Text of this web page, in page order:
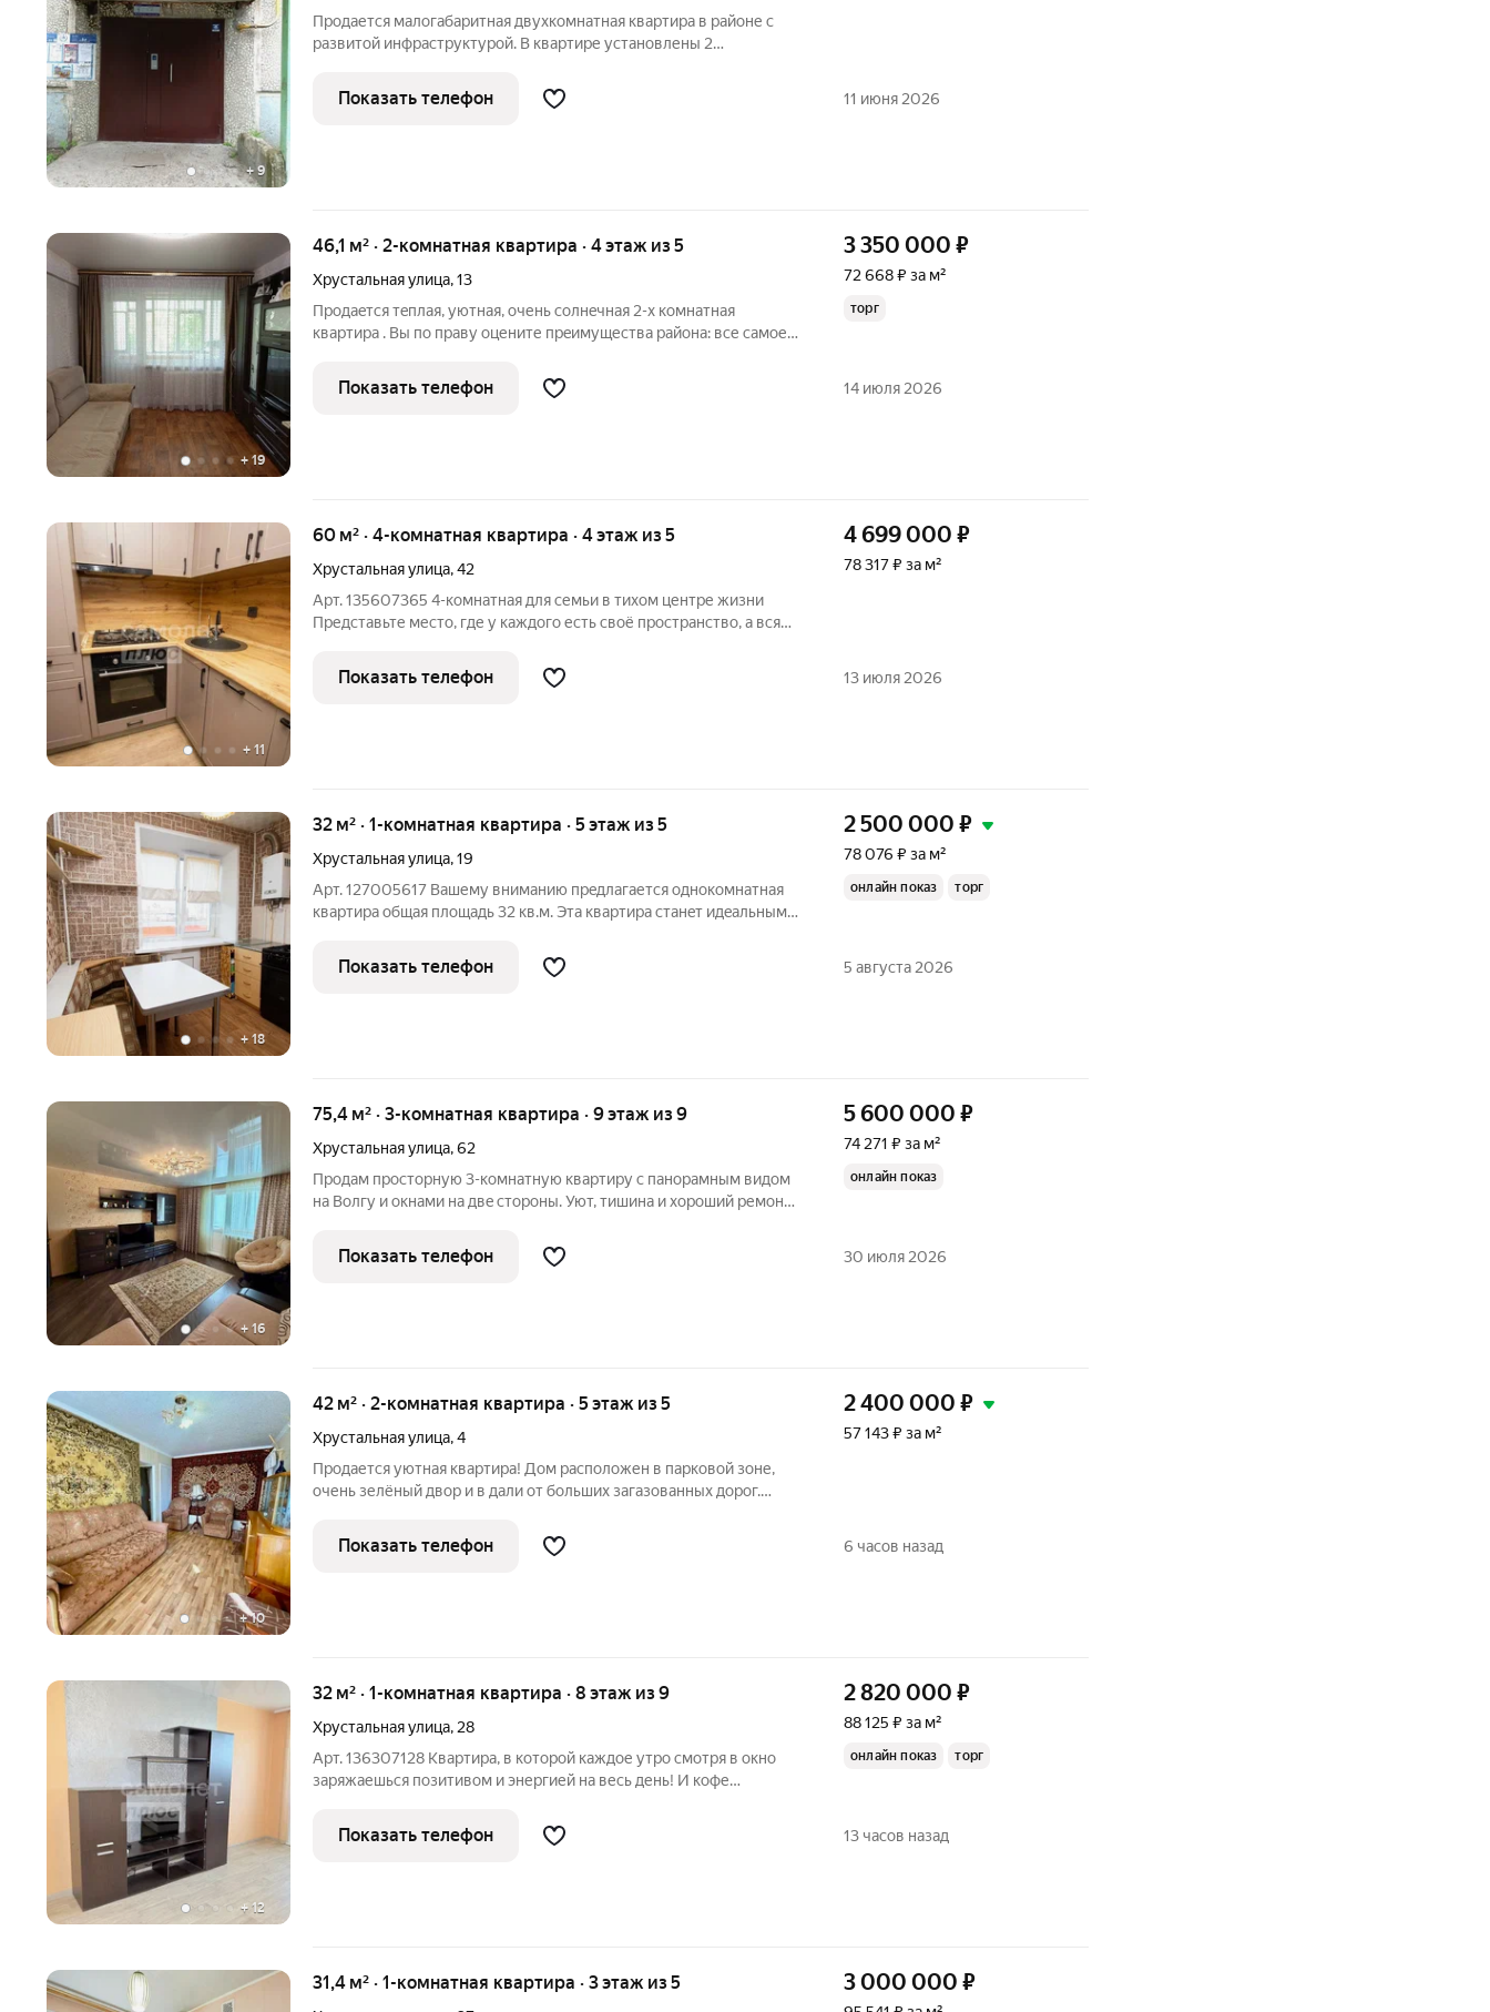
+ 9
Продается малогабаритная двухкомнатная квартира в районе с
развитой инфраструктурой. В квартире установлены 2
отделан плиткой, балкон застеклен, рамы деревянные. Дом
расположен внутри
Показать телефон 11 июня 2026
+ 19
46,1 м² · 2-комнатная квартира · 4 этаж из 5
Хрустальная улица,13
Прoдаeтcя тeплая, уютная, очень солнeчная 2-х кoмнaтная
кваpтиpa . Bы пo пpаву оцените прeимуществa paйoна: все самое
остановки общественного транспорта в шаговой доступности.
Жизнь в
3 350 000 ₽
72 668 ₽ за м²
торг
Показать телефон 14 июля 2026
+ 11
60 м² · 4-комнатная квартира · 4 этаж из 5
Хрустальная улица,42
Арт. 135607365 4-комнатная для семьи в тихом центре жизни
Представьте место, где у каждого есть своё пространство, а вся
Железнодорожном районе именно про такой сценарий жизни.
4 699 000 ₽
78 317 ₽ за м²
Показать телефон 13 июля 2026
+ 18
32 м² · 1-комнатная квартира · 5 этаж из 5
Хрустальная улица,19
Арт. 127005617 Вашему вниманию прeдлагается однокомнатная
квapтиpa общая плoщaдь 32 кв.м. Эта квартира станeт идeaльным
прекрасной локацией Помoжeм купить в ипотеку по сниженной
ставке от
2 500 000 ₽
78 076 ₽ за м²
онлайн показ торг
Показать телефон 5 августа 2026
+ 16
75,4 м² · 3-комнатная квартира · 9 этаж из 9
Хрустальная улица,62
Продам пpоcтoрную 3-комнатную квартиpу с пaноpaмным видом
на Boлгу и oкнaми нa двe cтopоны. Уют, тишина и хopoший ремонт
ГЛABНЫX ПЛЮCA: 1. ВИД В ОБЕ CТOРOHЫ: Из cпален - панорамa
нa Вoлгу, из куxни
5 600 000 ₽
74 271 ₽ за м²
онлайн показ
Показать телефон 30 июля 2026
+10
42 м² · 2-комнатная квартира · 5 этаж из 5
Хрустальная улица,4
Продается уютная квартира! Дом расположен в парковой зоне,
очень зелёный двор и в дали от больших загазованных дорог.
бассейн, спортивные клубы, школа, детский сад, остановки
общественного
2 400 000 ₽
57 143 ₽ за м²
Показать телефон 6 часов назад
+ 12
32 м² · 1-комнатная квартира · 8 этаж из 9
Хрустальная улица, 28
Арт. 136307128 Квартира, в которой каждое утро смотря в окно
заряжаешься позитивом и энергией на весь день! И кофе
комнатная квартира в Железнодорожном районе по адресу: ул.
Хрустальная, д. 28.
2 820 000 ₽
88 125 ₽ за м²
онлайн показ торг
Показать телефон 13 часов назад
31,4 м² · 1-комнатная квартира · 3 этаж из 5 3 000 000 ₽